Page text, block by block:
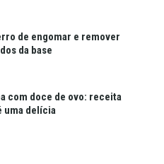
de engomar e remover
da base
com doce de ovo: receita
uma delícia